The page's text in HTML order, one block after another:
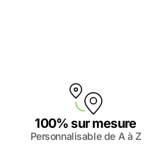
100% sur mesure
Personnalisable de A à Z